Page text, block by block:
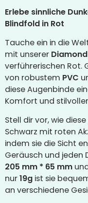
Erlebe sinnliche
Blindfold in Rot
Tauche ein in die
mit unserer
verführerischen Rot.
von robustem PVC
diese Augenbinde
Komfort und
Stell dir vor, wie
Schwarz mit roten
indem sie die Sicht
Geräusch und jeden
205 mm * 65 mm
nur19g ist sie
an verschiedene